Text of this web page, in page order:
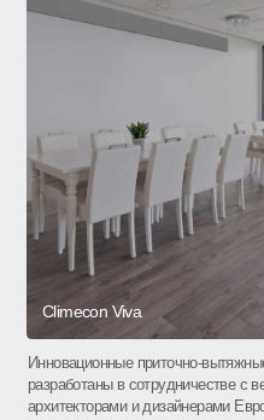
Climecon Viva
Инновационные приточно-
разработаны в сотрудничестве с
архитекторами и дизайнерами